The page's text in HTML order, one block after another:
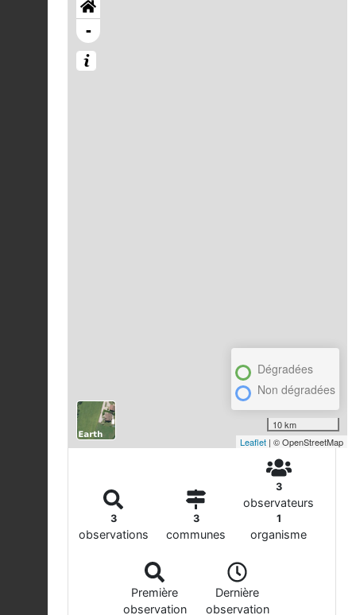
-
Dégradées
Non dégradées
10 km
Leaflet | © OpenStreetMap
3
observations
3
communes
3
observateurs
1
organisme
Première
observation
Dernière
observation